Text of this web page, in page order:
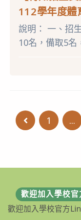
班
生
簡
章〉
112學年度體
說明： 一、招
10名，備取5名
臺
中
市
民
112
學
年
度
Go to the
1 ...
歡迎加入學校
歡迎加入學校官方